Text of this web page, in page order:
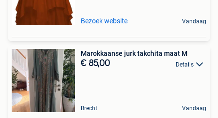
Bezoek website Vandaag
Marokkaanse jurk takchita maat M
€ 85,00 Details
Brecht Vandaag